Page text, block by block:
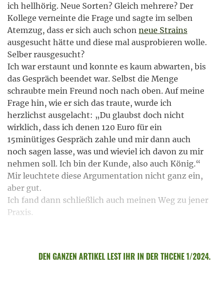
ich hellhörig. Neue Sorten? Gleich mehrere? Der
Kollege verneinte die Frage und sagte im selben
Atemzug, dass er sich auch schon neue Strains
ausgesucht hätte und diese mal ausprobieren wolle.
Selber rausgesucht?
Ich war erstaunt und konnte es kaum abwarten, bis
das Gespräch beendet war. Selbst die Menge
schraubte mein Freund noch nach oben. Auf meine
Frage hin, wie er sich das traute, wurde ich
herzlichst ausgelacht: „Du glaubst doch nicht
wirklich, dass ich denen 120 Euro für ein
15minütiges Gespräch zahle und mir dann auch
noch sagen lasse, was und wieviel ich davon zu mir
nehmen soll. Ich bin der Kunde, also auch König.“
Mir leuchtete diese Argumentation nicht ganz ein,
aber gut.
Ich fand dann schließlich auch meinen Weg zu jener
Praxis.
DEN GANZEN ARTIKEL LEST IHR IN DER THCENE 1/2024.